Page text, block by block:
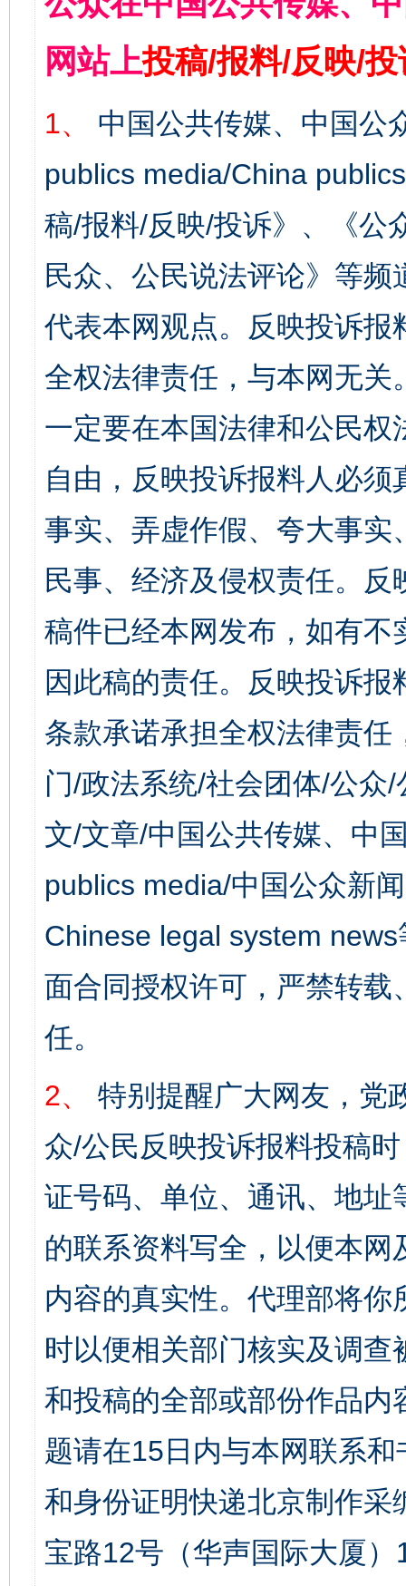
网站上投稿/报料/反映/
1、
中国公共传媒、中国公
publics media/China
稿/报料/反映/投诉》、《公
民众、公民说法评论》等
代表本网观点。反映投诉
全权法律责任，与本网无
一定要在本国法律和公民
自由，反映投诉报料人必
事实、弄虚作假、夸大事
民事、经济及侵权责任。
稿件已经本网发布，如有
因此稿的责任。反映投诉
条款承诺承担全权法律责
门/政法系统/社会团体/公众
文/文章/中国公共传媒、中
publics media/中国公众新
Chinese legal system
面合同授权许可，严禁转
任。
2、
特别提醒广大网友，党
众/公民反映投诉报料投稿
证号码、单位、通讯、地
的联系资料写全，以便本
内容的真实性。代理部将
时以便相关部门核实及调
和投稿的全部或部份作品
题请在15日内与本网联系
和身份证明快递北京制作
宝路12号（华声国际大厦